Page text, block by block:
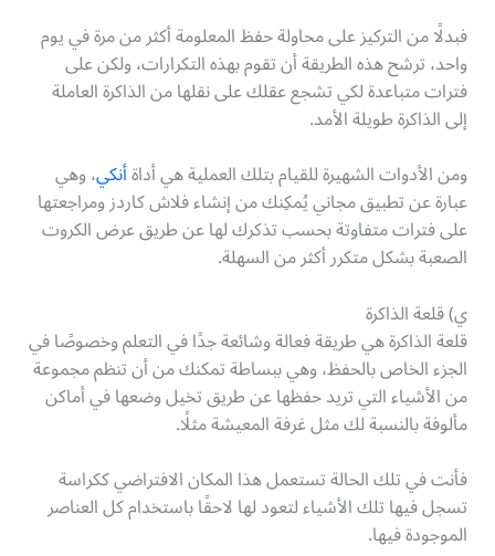
فبدلًا من التركيز على محاولة حفظ المعلومة أكثر من مرة في يوم
واحد، ترشح هذه الطريقة أن تقوم بهذه التكرارات، ولكن على
فترات متباعدة لكي تشجع عقلك على نقلها من الذاكرة العاملة
إلى الذاكرة طويلة الأمد.
ومن الأدوات الشهيرة للقيام بتلك العملية هي أداةأنكي، وهي
عبارة عن تطبيق مجاني يُمكِنك من إنشاء فلاش كاردز ومراجعتها
على فترات متفاوتة بحسب تذكرك لها عن طريق عرض الكروت
الصعبة بشكل متكرر أكثر من السهلة.
ي) قلعة الذاكرة
قلعة الذاكرة هي طريقة فعالة وشائعة جدًا في التعلم وخصوصًا في
الجزء الخاص بالحفظ، وهي ببساطة تمكنك من أن تنظم مجموعة
من الأشياء التي تريد حفظها عن طريق تخيل وضعها في أماكن
مألوفة بالنسبة لك مثل غرفة المعيشة مثلًا.
فأنت في تلك الحالة تستعمل هذا المكان الافتراضي ككراسة
تسجل فيها تلك الأشياء لتعود لها لاحقًا باستخدام كل العناصر
الموجودة فيها.